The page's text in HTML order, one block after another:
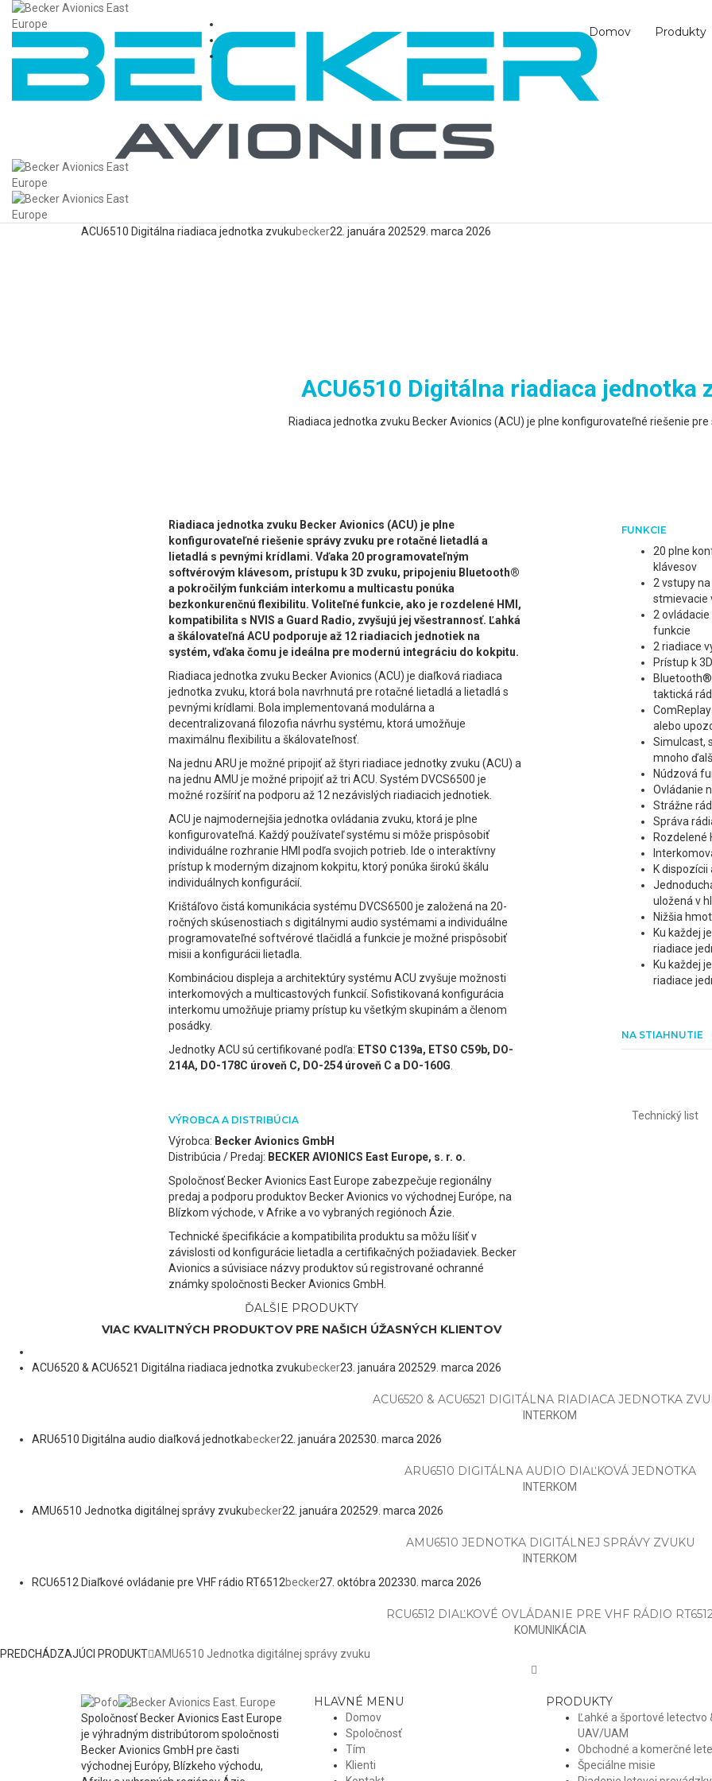
Domov Produkty
ACU6510 Digitálna riadiaca jednotka zvukubecker22. januára 202529. marca 2026
ACU6510 Digitálna riadiaca jednotka
Riadiaca jednotka zvuku Becker Avionics (ACU) je plne konfigurovateľné riešenie pre
Riadiaca jednotka zvuku Becker Avionics (ACU) je plne
konfigurovateľné riešenie správy zvuku pre rotačné lietadlá a
lietadlá s pevnými krídlami. Vďaka 20 programovateľným
softvérovým klávesom, prístupu k 3D zvuku, pripojeniu Bluetooth®
a pokročilým funkciám interkomu a multicastu ponúka
bezkonkurenčnú flexibilitu. Voliteľné funkcie, ako je rozdelené HMI,
kompatibilita s NVIS a Guard Radio, zvyšujú jej všestrannosť. Ľahká
a škálovateľná ACU podporuje až 12 riadiacich jednotiek na
systém, vďaka čomu je ideálna pre modernú integráciu do kokpitu.
Riadiaca jednotka zvuku Becker Avionics (ACU) je diaľková riadiaca
jednotka zvuku, ktorá bola navrhnutá pre rotačné lietadlá a lietadlá s
pevnými krídlami. Bola implementovaná modulárna a
decentralizovaná filozofia návrhu systému, ktorá umožňuje
maximálnu flexibilitu a škálovateľnosť.
Na jednu ARU je možné pripojiť až štyri riadiace jednotky zvuku (ACU) a
na jednu AMU je možné pripojiť až tri ACU. Systém DVCS6500 je
možné rozšíriť na podporu až 12 nezávislých riadiacich jednotiek.
ACU je najmodernejšia jednotka ovládania zvuku, ktorá je plne
konfigurovateľná. Každý používateľ systému si môže prispôsobiť
individuálne rozhranie HMI podľa svojich potrieb. Ide o interaktívny
prístup k moderným dizajnom kokpitu, ktorý ponúka širokú škálu
individuálnych konfigurácií.
Krištáľovo čistá komunikácia systému DVCS6500 je založená na 20-
ročných skúsenostiach s digitálnymi audio systémami a individuálne
programovateľné softvérové ​​tlačidlá a funkcie je možné prispôsobiť
misii a konfigurácii lietadla.
Kombináciou displeja a architektúry systému ACU zvyšuje možnosti
interkomových a multicastových funkcií. Sofistikovaná konfigurácia
interkomu umožňuje priamy prístup ku všetkým skupinám a členom
posádky.
Jednotky ACU sú certifikované podľa: ETSO C139a, ETSO C59b, DO-
214A, DO-178C úroveň C, DO-254 úroveň C a DO-160G
VÝROBCA A DISTRIBÚCIA
Výrobca: Becker Avionics GmbH
Distribúcia / Predaj: BECKER AVIONICS East Europe, s. r. o.
Spoločnosť Becker Avionics East Europe zabezpečuje regionálny
predaj a podporu produktov Becker Avionics vo východnej Európe, na
Blízkom východe, v Afrike a vo vybraných regiónoch Ázie.
Technické špecifikácie a kompatibilita produktu sa môžu líšiť v
závislosti od konfigurácie lietadla a certifikačných požiadaviek. Becker
Avionics a súvisiace názvy produktov sú registrované ochranné
známky spoločnosti Becker Avionics GmbH.
FUNKCIE
20 plne
klávesov
2 vstupy
stmievacie
2
funkcie
2 riadiace
Prístup k
taktická
alebo
Simulcast,
mnoho
Núdzová
Ovládanie
Strážne
Správa
Rozdelené
K dispozícii
uložená v
Nižšia
Ku každej
riadiace
Ku každej
riadiace
NA STIAHNUTIE
Technický list
ĎALŠIE PRODUKTY
VIAC KVALITNÝCH PRODUKTOV PRE NAŠICH ÚŽASNÝCH KLIENTOV
ACU6520 & ACU6521 Digitálna riadiaca jednotka zvukubecker23. januára 202529. marca 2026
ACU6520 & ACU6521 DIGITÁLNA RIADIACA JEDNOTKA
INTERKOM
ARU6510 Digitálna audio diaľková jednotkabecker22. januára 202530. marca 2026
ARU6510 DIGITÁLNA AUDIO DIAĽKOVÁ JEDNOTKA
INTERKOM
AMU6510 Jednotka digitálnej správy zvukubecker22. januára 202529. marca 2026
AMU6510 JEDNOTKA DIGITÁLNEJ SPRÁVY ZVUKU
INTERKOM
RCU6512 Diaľkové ovládanie pre VHF rádio RT6512becker27. októbra 202330. marca 2026
RCU6512 DIAĽKOVÉ OVLÁDANIE PRE VHF RÁDIO
KOMUNIKÁCIA
PREDCHÁDZAJÚCI PRODUKT AMU6510 Jednotka digitálnej správy zvuku
Spoločnosť Becker Avionics East Europe
je výhradným distribútorom spoločnosti
Becker Avionics GmbH pre časti
východnej Európy, Blízkeho východu,
HLAVNÉ MENU
Domov
Spoločnosť
Tím
Klienti
PRODUKTY
Ľahké a športové letectvo
UAV/UAM
Obchodné a komerčné
Špeciálne misie